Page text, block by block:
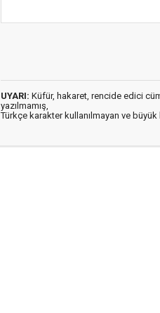
UYARI: Küfür, hakaret, rencide edici
yazılmamış,
Türkçe karakter kullanılmayan ve